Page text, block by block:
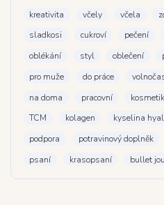
kreativita
včely včela
sladkosi
cukroví pečení
oblékání
styl oblečení
pro muže
do práce
na doma
pracovní
TCM
kolagen kyselina
podpora
potravinový doplněk
psaní
krasopsaní bullet